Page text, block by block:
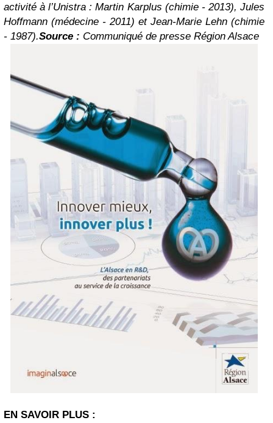
activité à l’Unistra : Martin Karplus (chimie - 2013), Jules
Hoffmann (médecine - 2011) et Jean-Marie Lehn (chimie
- 1987).Source : Communiqué de presse Région Alsace
EN SAVOIR PLUS :